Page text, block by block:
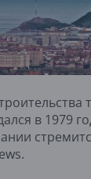
в 1979